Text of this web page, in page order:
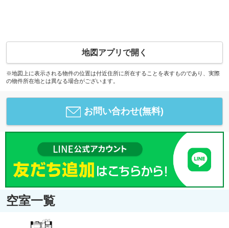
地図アプリで開く
※地図上に表示される物件の位置は付近住所に所在することを表すものであり、実際
の物件所在地とは異なる場合がございます。
お問い合わせ(無料)
空室一覧